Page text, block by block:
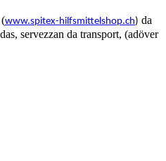
www.spitex-hilfsmittelshop.ch) da
servezzan da transport, (adöver